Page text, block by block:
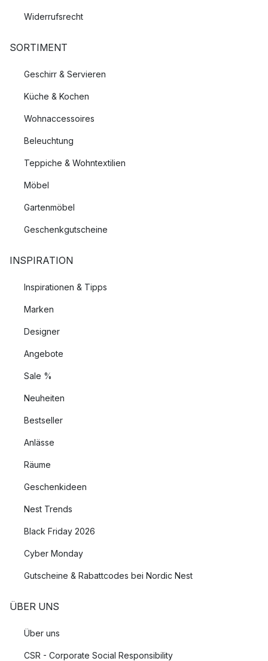
Widerrufsrecht
SORTIMENT
Geschirr & Servieren
Küche & Kochen
Wohnaccessoires
Beleuchtung
Teppiche & Wohntextilien
Möbel
Gartenmöbel
Geschenkgutscheine
INSPIRATION
Inspirationen & Tipps
Marken
Designer
Angebote
Sale %
Neuheiten
Bestseller
Anlässe
Räume
Geschenkideen
Nest Trends
Black Friday 2026
Cyber Monday
Gutscheine & Rabattcodes bei Nordic Nest
ÜBER UNS
Über uns
CSR - Corporate Social Responsibility